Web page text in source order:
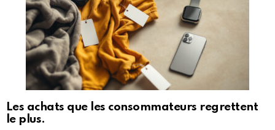
Les achats que les consommateurs regrettent
le plus.